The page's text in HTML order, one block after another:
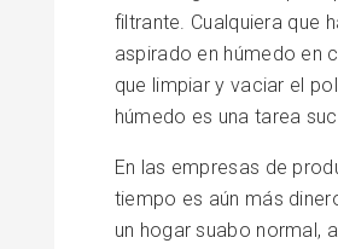
filtrante. Cualquiera que
aspirado en húmedo en
que limpiar y vaciar el
húmedo es una tarea
En las empresas de
tiempo es aún más
un hogar suabo normal,